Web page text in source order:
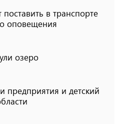
в транспорте
оповещения
озеро
предприятия и детский